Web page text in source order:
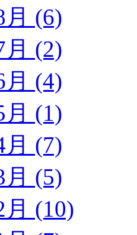
月 (6)
月 (2)
月 (4)
月 (1)
月 (7)
月 (5)
月 (10)